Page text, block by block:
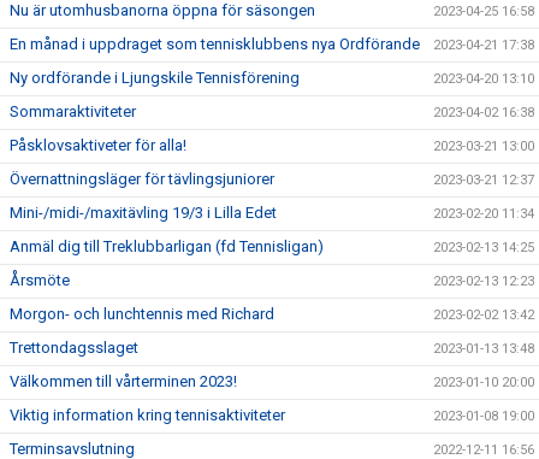
Nu är utomhusbanorna öppna för säsongen 2023-04-25 16:58
En månad i uppdraget som tennisklubbens nya Ordförande 2023-04-21 17:38
Ny ordförande i Ljungskile Tennisförening 2023-04-20 13:10
Sommaraktiviteter 2023-04-02 16:38
Påsklovsaktiveter för alla! 2023-03-21 13:00
Övernattningsläger för tävlingsjuniorer 2023-03-21 12:37
Mini-/midi-/maxitävling 19/3 i Lilla Edet 2023-02-20 11:34
Anmäl dig till Treklubbarligan (fd Tennisligan) 2023-02-13 14:25
Årsmöte 2023-02-13 12:23
Morgon- och lunchtennis med Richard 2023-02-02 13:42
Trettondagsslaget 2023-01-13 13:48
Välkommen till vårterminen 2023! 2023-01-10 20:00
Viktig information kring tennisaktiviteter 2023-01-08 19:00
Terminsavslutning 2022-12-11 16:56